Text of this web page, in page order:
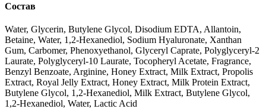
Состав
Water, Glycerin, Butylene Glycol, Disodium EDTA, Allantoin,
Betaine, Water, 1,2-Hexanediol, Sodium Hyaluronate, Xanthan
Gum, Carbomer, Phenoxyethanol, Glyceryl Caprate, Polyglyceryl-2
Laurate, Polyglyceryl-10 Laurate, Tocopheryl Acetate, Fragrance,
Benzyl Benzoate, Arginine, Honey Extract, Milk Extract, Propolis
Extract, Royal Jelly Extract, Honey Extract, Milk Protein Extract,
Butylene Glycol, 1,2-Hexanediol, Milk Extract, Butylene Glycol,
1,2-Hexanediol, Water, Lactic Acid